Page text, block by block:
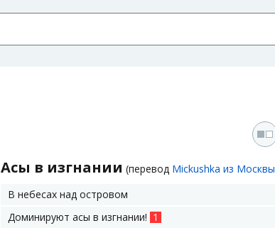
Асы в изгнании (перевод Mickushka из Москвы
В небесах над островом
Доминируют асы в изгнании! 1